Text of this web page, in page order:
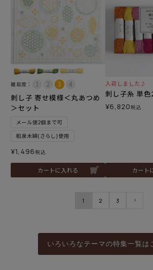
難易度：
刺し子 寄せ模様＜丸あつめ
＞セット
メール便2個まで可
和泉木綿(さらし)使用
¥1,496税込
カートに入れる
入荷しました♪
刺し子糸 単
¥6,820税込
カート
1 2 3
いろいろなテーマの特集一覧は